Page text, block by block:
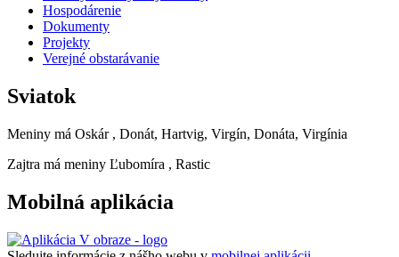
Hospodárenie
Dokumenty
Projekty
Verejné obstarávanie
Sviatok
Meniny má Oskár , Donát, Hartvig, Virgín, Donáta, Virgínia
Zajtra má meniny Ľubomíra , Rastic
Mobilná aplikácia